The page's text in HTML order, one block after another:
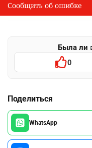
I
Сообщить об опечатке
Выделите фрагмент и
Была ли
0
Поделиться
WhatsApp
Сообщить об ошибке